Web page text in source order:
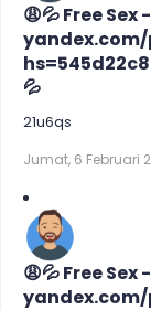
😩💦 Free Sex -
yandex.com/
💦
21u6qs
Jumat, 6 Februari
😩💦 Free Sex -
yandex.com/